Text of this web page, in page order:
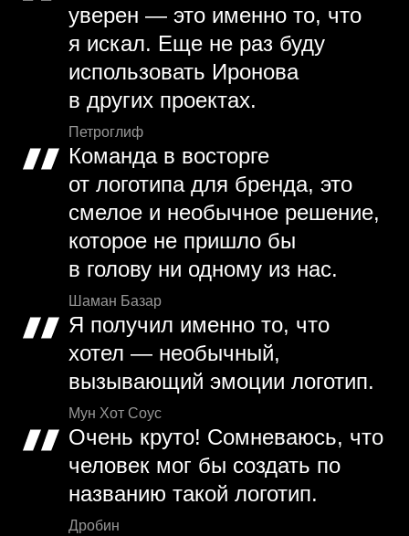
уверен — это именно то, что
я искал. Еще не раз буду
использовать Иронова
в других проектах.
Петроглиф
Команда в восторге
от логотипа для бренда, это
смелое и необычное решение,
которое не пришло бы
в голову ни одному из нас.
Шаман Базар
Я получил именно то, что
хотел — необычный,
вызывающий эмоции логотип.
Мун Хот Соус
Очень круто! Сомневаюсь, что
человек мог бы создать по
названию такой логотип.
Дробин